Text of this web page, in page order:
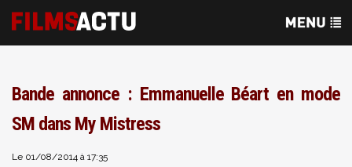
Bande annonce : Emmanuelle Béart en mode
SM dans My Mistress
Le 01/08/2014 à 17:35